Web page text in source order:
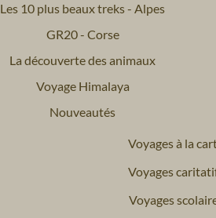
Les 10 plus beaux treks - Alpes
GR20 - Corse
La découverte des animaux
Voyage Himalaya
Nouveautés
Voyages à la
Voyages
Voyages